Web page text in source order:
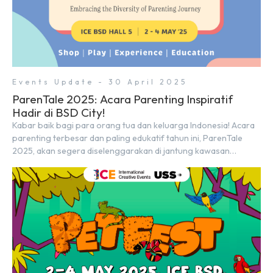
Events Update - 30 April 2025
ParenTale 2025: Acara Parenting Inspiratif
Hadir di BSD City!
Kabar baik bagi para orang tua dan keluarga Indonesia! Acara
parenting terbesar dan paling edukatif tahun ini, ParenTale
2025, akan segera diselenggarakan di jantung kawasan
acara ini akan berlangsung selama tiga hari penuh, yaitu pada 2
hingga 4 Mei 2025. Diselenggarakan oleh Parentstory dan […]